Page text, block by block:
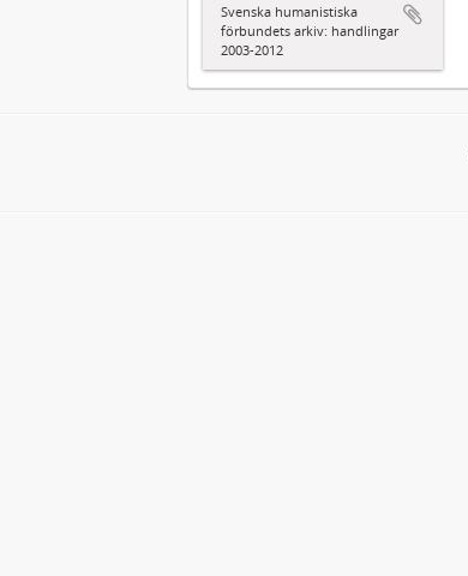
Svenska humanistiska
förbundets arkiv: handlingar
2003-2012